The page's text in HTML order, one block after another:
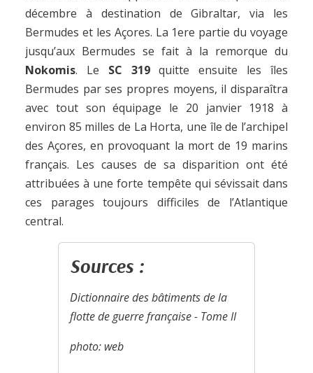
décembre à destination de Gibraltar, via les
Bermudes et les Açores. La 1ere partie du voyage
jusqu’aux Bermudes se fait à la remorque du
Nokomis. Le SC 319quitte ensuite les îles
Bermudes par ses propres moyens, il disparaîtra
avec tout son équipage le 20 janvier 1918 à
environ 85 milles de La Horta, une île de l’archipel
des Açores, en provoquant la mort de 19 marins
français. Les causes de sa disparition ont été
attribuées à une forte tempête qui sévissait dans
ces parages toujours difficiles de l’Atlantique
central.
Sources :
Dictionnaire des bâtiments de la
flotte de guerre française - Tome II
photo: web